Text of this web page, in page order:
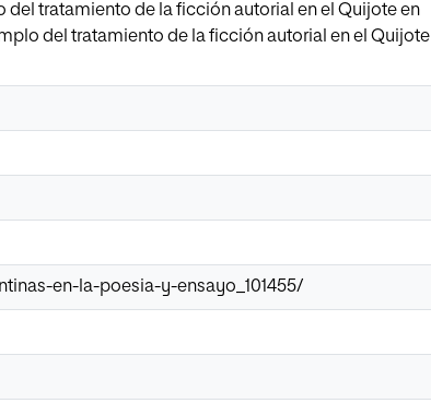
del tratamiento de la ficción autorial en el Quijote en
del tratamiento de la ficción autorial en el Quijote
en-la-poesia-y-ensayo_101455/